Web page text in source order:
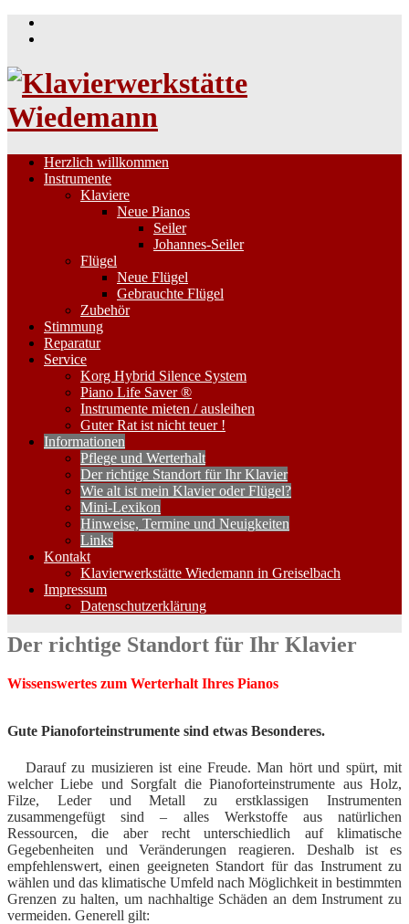
Skip
Herzlich willkommen
Instrumente
Klaviere
Neue Pianos
Seiler
Johannes-Seiler
Flügel
Neue Flügel
Gebrauchte Flügel
Zubehör
Stimmung
Reparatur
Service
Korg Hybrid Silence System
Piano Life Saver ®
Instrumente mieten / ausleihen
Guter Rat ist nicht teuer !
Informationen
Pflege und Werterhalt
Der richtige Standort für Ihr Klavier
Wie alt ist mein Klavier oder Flügel?
Mini-Lexikon
Hinweise, Termine und Neuigkeiten
Links
Kontakt
Klavierwerkstätte Wiedemann in Greiselbach
Impressum
Datenschutzerklärung
Der richtige Standort für Ihr Klavier
Wissenswertes zum Werterhalt Ihres Pianos
Gute Pianoforteinstrumente sind etwas Besonderes.
Darauf zu musizieren ist eine Freude. Man hört und spürt, mit
welcher Liebe und Sorgfalt die Pianoforteinstrumente aus Holz,
Filze, Leder und Metall zu erstklassigen Instrumenten
zusammengefügt sind – alles Werkstoffe aus natürlichen
Ressourcen, die aber recht unterschiedlich auf klimatische
Gegebenheiten und Veränderungen reagieren. Deshalb ist es
empfehlenswert, einen geeigneten Standort für das Instrument zu
wählen und das klimatische Umfeld nach Möglichkeit in bestimmten
Grenzen zu halten, um nachhaltige Schäden an dem Instrument zu
vermeiden. Generell gilt: